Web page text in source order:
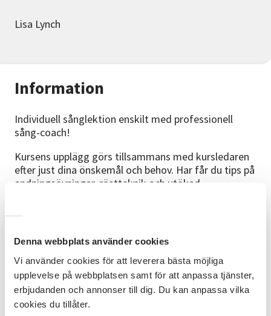
Denna webbplats använder cookies
Vi använder cookies för att leverera bästa möjliga
upplevelse på webbplatsen samt för att anpassa tjänster,
erbjudanden och annonser till dig. Du kan anpassa vilka
cookies du tillåter.
Information
Individuell sånglektion enskilt med professionell
sång-coach!
Kursens upplägg görs tillsammans med kursledaren
efter just dina önskemål och behov. Har får du tips på
andningsövningar, röstteknik och utökad
SÅNGLEKTION
Individuell sång 1 x 30 min, 650 SEK (prova på)
Individuell sång 3 x 30 min, 1600 SEK
Lisa Lynch